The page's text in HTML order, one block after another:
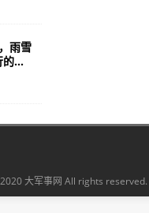
雨雪
的...
大军事网 All rights reserved.